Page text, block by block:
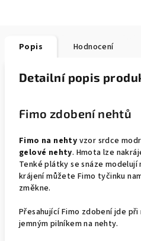
Popis Hodnocení
Detailní popis
Fimo zdobení nehtů
Fimo na nehty vzor srdce
gelové nehty. Hmota lze
Tenké plátky se snáze modelují
krájení můžete Fimo tyčinku
změkne.
Přesahující Fimo zdobení jde
jemným pilníkem na nehty.